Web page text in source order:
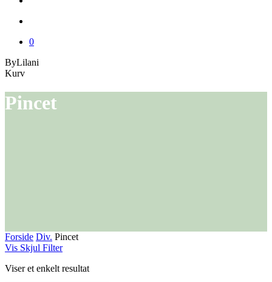
0
ByLilani
KurvClose
Pincet
Forside Div. Pincet
Vis Skjul Filter
Viser et enkelt resultat